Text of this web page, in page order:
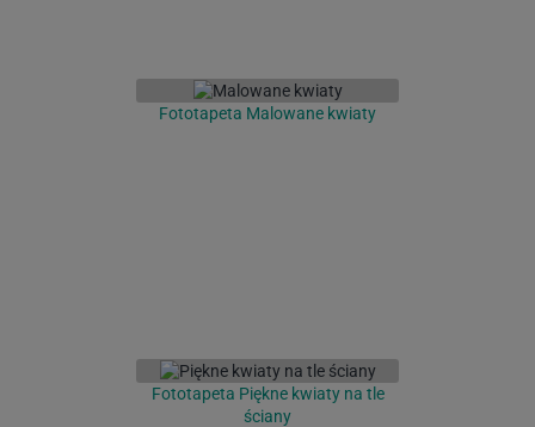
Fototapeta Malowane kwiaty
Fototapeta Piękne kwiaty na tle
ściany